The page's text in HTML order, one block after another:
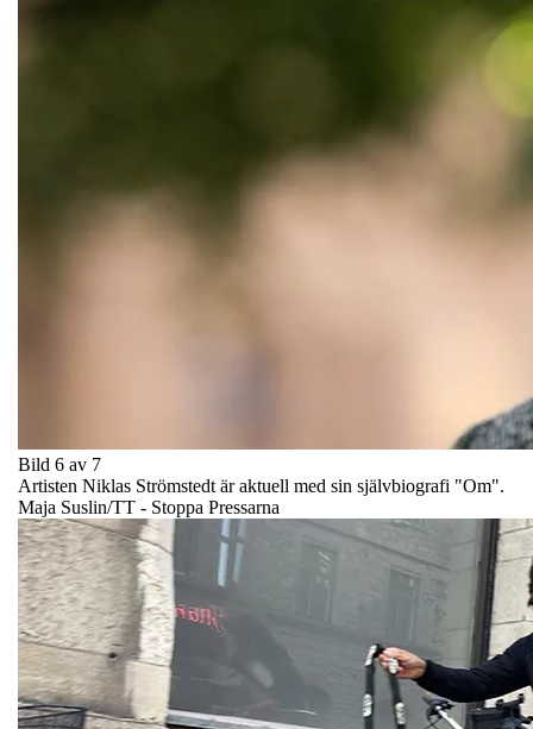
Bild 6 av 7
Artisten Niklas Strömstedt är aktuell med sin självbiografi "Om".
Maja Suslin/TT - Stoppa Pressarna